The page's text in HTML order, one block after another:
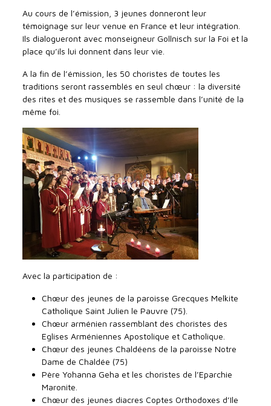
Au cours de l’émission, 3 jeunes donneront leur
témoignage sur leur venue en France et leur intégration.
Ils dialogueront avec monseigneur Gollnisch sur la Foi et la
place qu’ils lui donnent dans leur vie.
A la fin de l’émission, les 50 choristes de toutes les
traditions seront rassemblés en seul chœur : la diversité
des rites et des musiques se rassemble dans l’unité de la
même foi.
Avec la participation de :
Chœur des jeunes de la paroisse Grecques Melkite
Catholique Saint Julien le Pauvre (75).
Chœur arménien rassemblant des choristes des
Eglises Arméniennes Apostolique et Catholique.
Chœur des jeunes Chaldéens de la paroisse Notre
Dame de Chaldée (75)
Père Yohanna Geha et les choristes de l’Eparchie
Maronite.
Chœur des jeunes diacres Coptes Orthodoxes d’Ile